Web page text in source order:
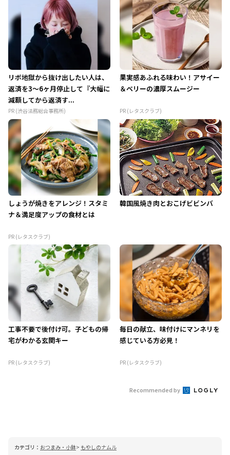
リボ地獄から抜け出したい人は、
返済を3～6ヶ月停止して『大幅に
減額してから返済す...
PR (渋谷法務総合事務所)
果実感あふれる味わい！アサイー
＆ベリーの濃厚スムージー
PR (レタスクラブ)
しょうが焼きをアレンジ！スタミ
ナ＆満足度アップの食材とは
PR (レタスクラブ)
韓国風焼き肉とおこげビビンバ
工事不要で後付け可。子どもの帰
宅がわかる玄関キー
PR (レタスクラブ)
毎日の献立、味付けにマンネリを
感じている方必見！
PR (レタスクラブ)
Recommended by
カテゴリ： おつまみ・小鉢
もやしのナムル